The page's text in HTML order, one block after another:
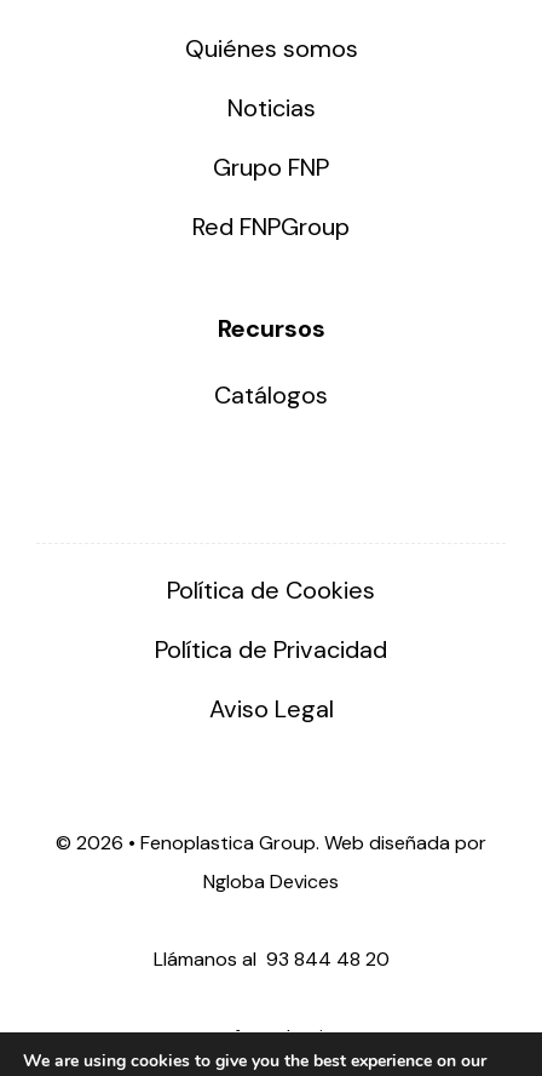
Quiénes somos
Noticias
Grupo FNP
Red FNPGroup
Recursos
Catálogos
Política de Cookies
Política de Privacidad
Aviso Legal
© 2026 • Fenoplastica Group. Web diseñada por
Ngloba Devices
Llámanos al 93 844 48 20
ventas@fenoplastica.com
We are using cookies to give you the best experience on our